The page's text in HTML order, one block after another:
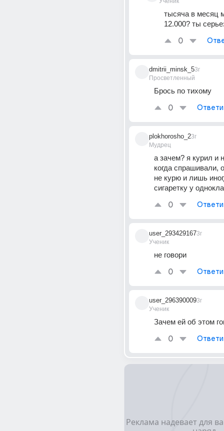
тысяча в месяц
12.000? ты
0
dmitrii_minsk_5
Просветленный
3г
Брось по тихому
0
plokhorosho_2
Мудрец
3г
а зачем? я курил и
когда спрашивали,
не курю и лишь
сигаретку у
0
user_293429167
Ученик
3г
не говори
0
user_296390009
Ученик
3г
Зачем ей об этом
0